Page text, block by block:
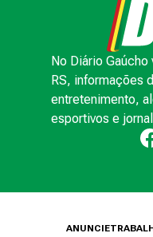
No Diário
RS, informações
entretenimento,
esportivos e
ANUNCIE